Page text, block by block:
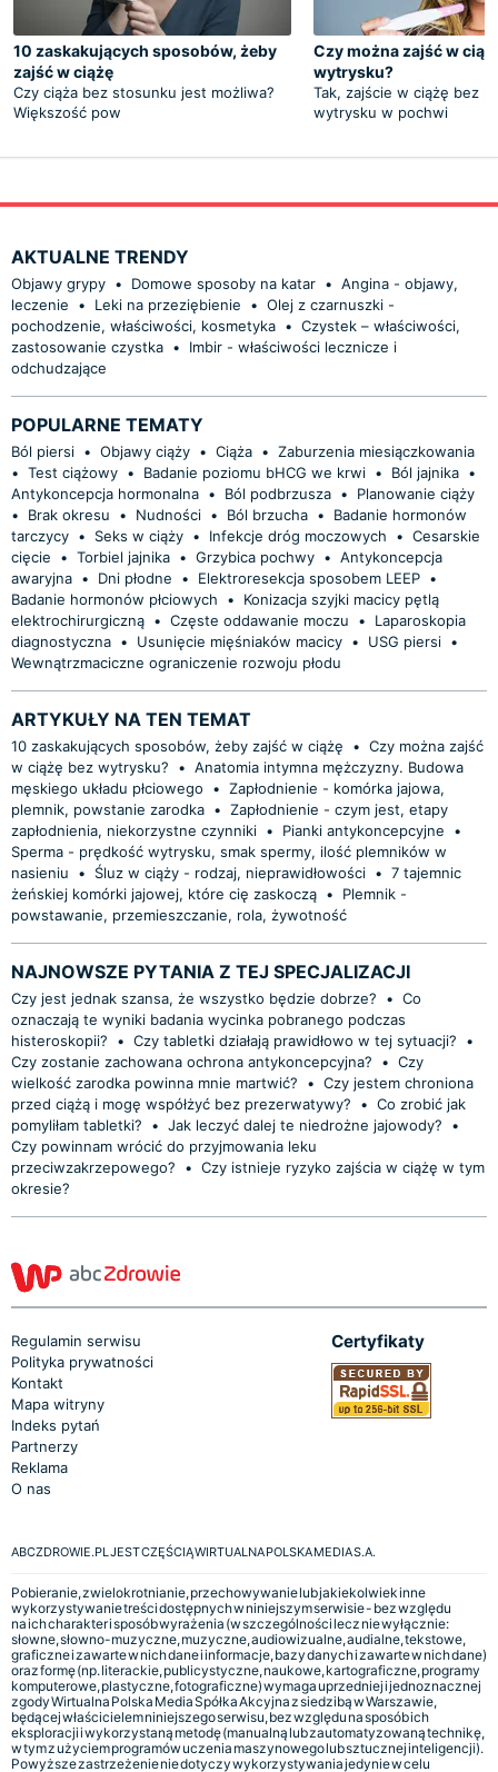
10 zaskakujących sposobów, żeby
zajść w ciążę
Czy ciąża bez stosunku jest możliwa?
Większość pow
Czy można zajść w
wytrysku?
Tak, zajście w ciążę bez
wytrysku w pochwi
AKTUALNE TRENDY
Objawy grypy • Domowe sposoby na katar • Angina - objawy,
leczenie
• Leki na przeziębienie • Olej z czarnuszki -
pochodzenie, właściwości, kosmetyka • Czystek – właściwości,
zastosowanie czystka •
Imbir - właściwości lecznicze i
odchudzające
POPULARNE TEMATY
Ból piersi • Objawy ciąży • Ciąża • Zaburzenia miesiączkowania
• Test ciążowy • Badanie poziomu bHCG we krwi • Ból jajnika •
Antykoncepcja hormonalna • Ból podbrzusza •
Planowanie ciąży
•
Brak okresu • Nudności • Ból brzucha •
Badanie hormonów
tarczycy • Seks w ciąży • Infekcje dróg moczowych • Cesarskie
cięcie
• Torbiel jajnika • Grzybica pochwy • Antykoncepcja
awaryjna • Dni płodne • Elektroresekcja sposobem LEEP •
Badanie hormonów płciowych
•
Konizacja szyjki macicy pętlą
elektrochirurgiczną • Częste oddawanie moczu •
Laparoskopia
diagnostyczna • Usunięcie mięśniaków macicy • USG piersi •
Wewnątrzmaciczne ograniczenie rozwoju płodu
ARTYKUŁY NA TEN TEMAT
10 zaskakujących sposobów, żeby zajść w ciążę • Czy można zajść
w ciążę bez wytrysku?
• Anatomia intymna mężczyzny. Budowa
męskiego układu płciowego
• Zapłodnienie - komórka jajowa,
plemnik, powstanie zarodka • Zapłodnienie - czym jest, etapy
zapłodnienia, niekorzystne czynniki • Pianki antykoncepcyjne
•
Sperma - prędkość wytrysku, smak spermy, ilość plemników w
nasieniu
• Śluz w ciąży - rodzaj, nieprawidłowości • 7 tajemnic
żeńskiej komórki jajowej, które cię zaskoczą •
Plemnik -
powstawanie, przemieszczanie, rola, żywotność
NAJNOWSZE PYTANIA Z TEJ SPECJALIZACJI
Czy jest jednak szansa, że wszystko będzie dobrze? • Co
oznaczają te wyniki badania wycinka pobranego podczas
histeroskopii?
• Czy tabletki działają prawidłowo w tej sytuacji?
•
Czy zostanie zachowana ochrona antykoncepcyjna?
• Czy
wielkość zarodka powinna mnie martwić?
• Czy jestem chroniona
przed ciążą i mogę współżyć bez prezerwatywy?
• Co zrobić jak
pomyliłam tabletki?
• Jak leczyć dalej te niedrożne jajowody?
•
Czy powinnam wrócić do przyjmowania leku
przeciwzakrzepowego?
• Czy istnieje ryzyko zajścia w ciążę w tym
okresie?
Regulamin serwisu
Polityka prywatności
Kontakt
Mapa witryny
Indeks pytań
Partnerzy
Reklama
O nas
Certyfikaty
ABCZDROWIE.PL JEST CZĘŚCIĄ WIRTUALNA POLSKA MEDIA S.A.
Pobieranie, zwielokrotnianie, przechowywanie lub jakiekolwiek inne
wykorzystywanie treści dostępnych w niniejszym serwisie - bez względu
na ich charakter i sposób wyrażenia (w szczególności lecz nie wyłącznie:
słowne, słowno-muzyczne, muzyczne, audiowizualne, audialne, tekstowe,
graficzne i zawarte w nich dane i informacje, bazy danych i zawarte w nich dane)
oraz formę (np. literackie, publicystyczne, naukowe, kartograficzne, programy
komputerowe, plastyczne, fotograficzne) wymaga uprzedniej i jednoznacznej
zgody Wirtualna Polska Media Spółka Akcyjna z siedzibą w Warszawie,
będącej właścicielem niniejszego serwisu, bez względu na sposób ich
eksploracji i wykorzystaną metodę (manualną lub zautomatyzowaną technikę,
w tym z użyciem programów uczenia maszynowego lub sztucznej inteligencji).
Powyższe zastrzeżenie nie dotyczy wykorzystywania jedynie w celu